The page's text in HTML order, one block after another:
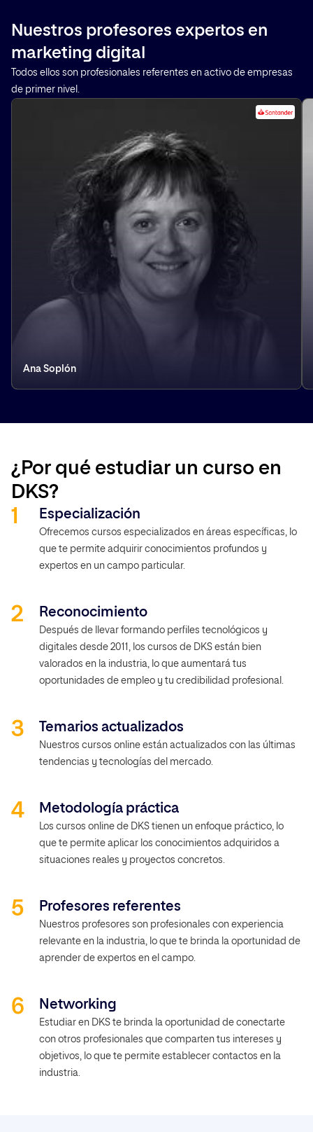
Nuestros profesores expertos en
marketing digital
Todos ellos son profesionales referentes en activo de empresas
de primer nivel.
Ana Soplón
¿Por qué estudiar un curso en
DKS?
Especialización
Ofrecemos cursos especializados en áreas específicas, lo
que te permite adquirir conocimientos profundos y
expertos en un campo particular.
Reconocimiento
Después de llevar formando perfiles tecnológicos y
digitales desde 2011, los cursos de DKS están bien
valorados en la industria, lo que aumentará tus
oportunidades de empleo y tu credibilidad profesional.
Temarios actualizados
Nuestros cursos online están actualizados con las últimas
tendencias y tecnologías del mercado.
Metodología práctica
Los cursos online de DKS tienen un enfoque práctico, lo
que te permite aplicar los conocimientos adquiridos a
situaciones reales y proyectos concretos.
Profesores referentes
Nuestros profesores son profesionales con experiencia
relevante en la industria, lo que te brinda la oportunidad de
aprender de expertos en el campo.
Networking
Estudiar en DKS te brinda la oportunidad de conectarte
con otros profesionales que comparten tus intereses y
objetivos, lo que te permite establecer contactos en la
industria.